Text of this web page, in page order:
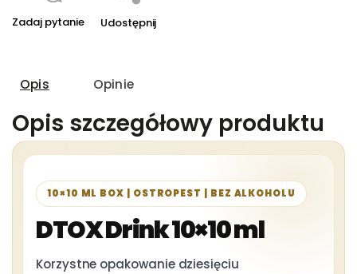
Zadaj pytanie Udostępnij
Opis Opinie
Opis szczegółowy produktu
10×10 ML BOX | OSTROPEST | BEZ ALKOHOLU
DTOX Drink 10×10 ml
Korzystne opakowanie dziesięciu